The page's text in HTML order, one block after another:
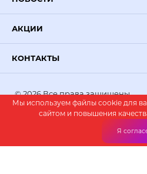
АКЦИИ
КОНТАКТЫ
© 2026 Все права защищены.
PR-VOLGA— создание
Мы используем файлы cookie для
сайтом и повышения
Я